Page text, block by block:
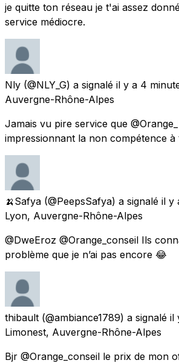
je quitte ton réseau je t'ai assez
service médiocre.
Nly (@NLY_G) a signalé il y a 4
Auvergne-Rhône-Alpes
Jamais vu pire service que
impressionnant la non compétence à
🍌Safya (@PeepsSafya) a signalé il y
Lyon, Auvergne-Rhône-Alpes
@DweEroz @Orange_conseil Ils
problème que je n’ai pas encore 😂
thibault (@ambiance1789) a signalé il
Limonest, Auvergne-Rhône-Alpes
Bjr @Orange_conseil le prix de mon